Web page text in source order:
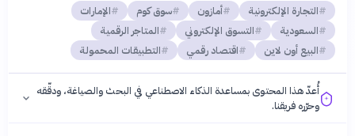
التجارة الإلكترونية أمازون سوق كوم
الإمارات
السعودية
التسوق الإلكتروني
المتاجر الرقمية
البيع أون لاين
اقتصاد رقمي التطبيقات المحمولة
أُعدّ هذا المحتوى بمساعدة الذكاء الاصطناعي في البحث والصياغة، ودقّقه
وحرّره فريقنا.